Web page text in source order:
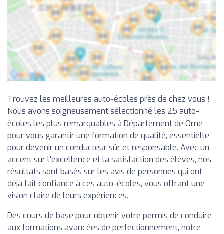
Trouvez les meilleures auto-écoles près de chez vous !
Nous avons soigneusement sélectionné les 25 auto-
écoles les plus remarquables à Département de Orne
pour vous garantir une formation de qualité, essentielle
pour devenir un conducteur sûr et responsable. Avec un
accent sur l'excellence et la satisfaction des élèves, nos
résultats sont basés sur les avis de personnes qui ont
déjà fait confiance à ces auto-écoles, vous offrant une
vision claire de leurs expériences.
Des cours de base pour obtenir votre permis de conduire
aux formations avancées de perfectionnement, notre